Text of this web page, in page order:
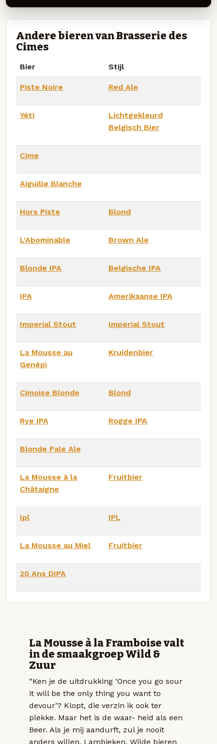
Andere bieren van Brasserie des
Cimes
Bier Stijl
Piste Noire Red Ale
Yéti
Lichtgekleurd
Belgisch Bier
Cime
Aiguille Blanche
Hors Piste Blond
L'Abominable Brown Ale
Blonde IPA Belgische IPA
IPA Amerikaanse IPA
Imperial Stout Imperial Stout
La Mousse au
Genépi
Kruidenbier
Cimoise Blonde Blond
Rye IPA Rogge IPA
Blonde Pale Ale
La Mousse à la
Châtaigne
Fruitbier
Ipl IPL
La Mousse au Miel Fruitbier
20 Ans DIPA
La Mousse à la Framboise valt
in de smaakgroep Wild &
Zuur
“Ken je de uitdrukking ‘Once you go sour
it will be the only thing you want to
devour’? Klopt, die verzin ik ook ter
plekke. Maar het is de waar- heid als een
Beer. Als je mij aandurft, zul je nooit
anders willen. Lambieken, Wilde bieren